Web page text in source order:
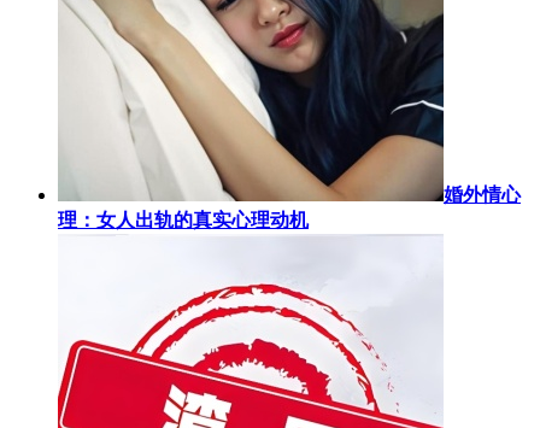
婚外情心
理：女人出轨的真实心理动机